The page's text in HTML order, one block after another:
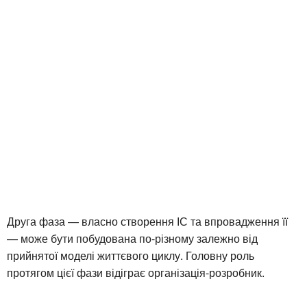
Друга фаза — власно створення ІС та впровадження її
— може бути побудована по-різному залежно від
прийнятої моделі життєвого циклу. Головну роль
протягом цієї фази відіграє організація-розробник.